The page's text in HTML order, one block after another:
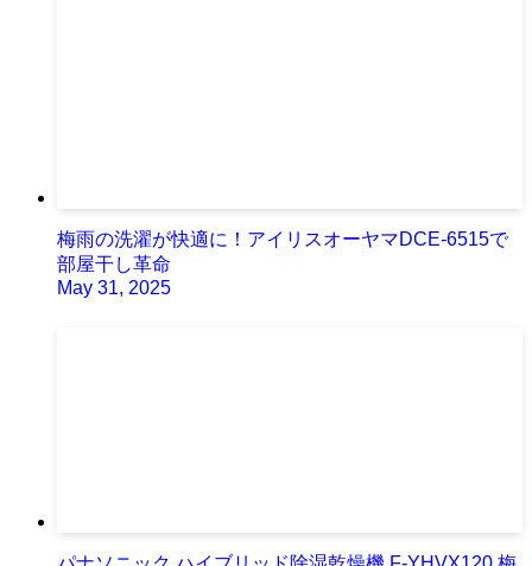
梅雨の洗濯が快適に！アイリスオーヤマDCE-6515で
部屋干し革命
May 31, 2025